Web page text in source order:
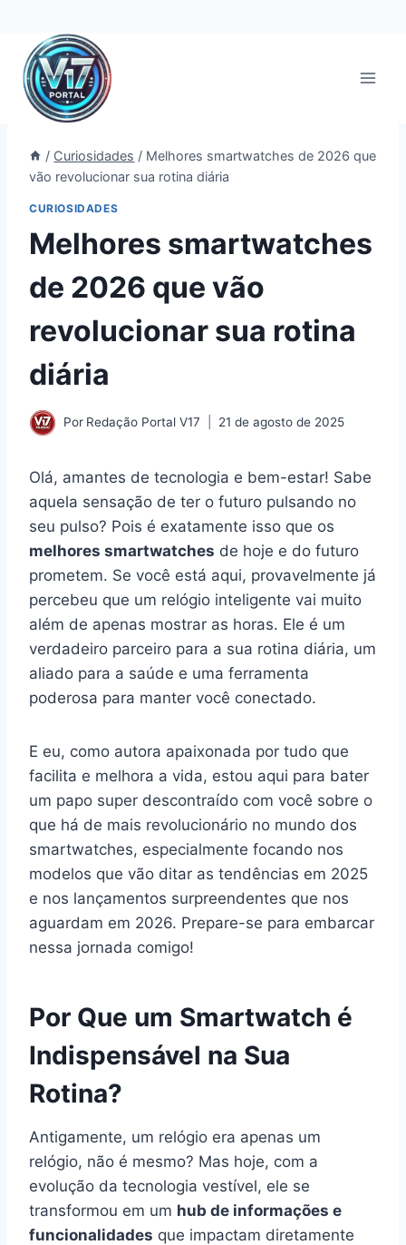
Pular
para
Conteúdo
/ Curiosidades / Melhores smartwatches de 2026 que
vão revolucionar sua rotina diária
CURIOSIDADES
Melhores smartwatches
de 2026 que vão
revolucionar sua rotina
diária
Por Redação Portal V17 21 de agosto de 2025
Olá, amantes de tecnologia e bem-estar! Sabe
aquela sensação de ter o futuro pulsando no
seu pulso? Pois é exatamente isso que os
melhores smartwatches de hoje e do futuro
prometem. Se você está aqui, provavelmente já
percebeu que um relógio inteligente vai muito
além de apenas mostrar as horas. Ele é um
verdadeiro parceiro para a sua rotina diária, um
aliado para a saúde e uma ferramenta
poderosa para manter você conectado.
E eu, como autora apaixonada por tudo que
facilita e melhora a vida, estou aqui para bater
um papo super descontraído com você sobre o
que há de mais revolucionário no mundo dos
smartwatches, especialmente focando nos
modelos que vão ditar as tendências em 2025
e nos lançamentos surpreendentes que nos
aguardam em 2026. Prepare-se para embarcar
nessa jornada comigo!
Por Que um Smartwatch é
Indispensável na Sua
Rotina?
Antigamente, um relógio era apenas um
relógio, não é mesmo? Mas hoje, com a
evolução da tecnologia vestível, ele se
transformou em um hub de informações e
funcionalidades que impactam diretamente